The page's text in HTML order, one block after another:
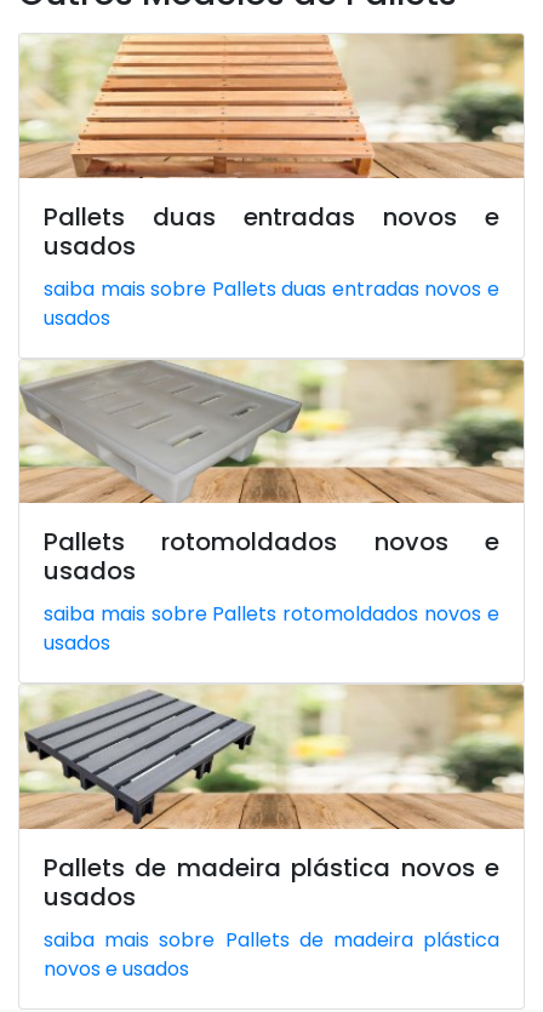
Pallets duas entradas novos e
usados
saiba mais sobre Pallets duas entradas novos e
usados
Pallets rotomoldados novos e
usados
saiba mais sobre Pallets rotomoldados novos e
usados
Pallets de madeira plástica novos e
usados
saiba mais sobre Pallets de madeira plástica
novos e usados